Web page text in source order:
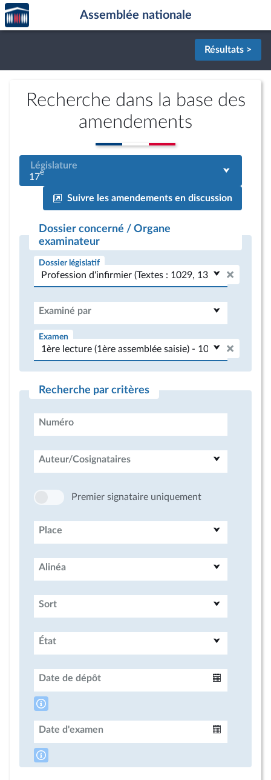
Aller au contenu
Aller en bas de la page
Accèder
à la
page
Assemblée nationale
Résultats >
Recherche dans la base des
amendements
Législature
17e
Suivre les amendements en discussion
Dossier concerné / Organe
examinateur
Dossier législatif
Examiné par
Examen
Recherche par critères
Numéro
Auteur/Cosignataires
Premier signataire uniquement
Place
Alinéa
Sort
État
Date de dépôt
Date d'examen